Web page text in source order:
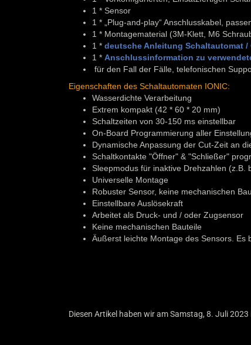
1 * Sensor
1 * „Plug-and-play“ Anschlusskabel,
1 * Montagematerial (3M-Klett, M6
1 * deutsche Anleitung Schaltautomat
1 * Anschlussinformation zu
für den Fall der Fälle, telefonischen
Eigenschaften des Schaltautomaten IONIC:
Wasserdichte Verarbeitung
Extrem kompakt (42 * 60 * 20 mm)
Schaltzeiten von 30-150 ms einstellbar
On-Board Programmierung aller
Dynamische Anpassung der Cut-Zeit an
Schaltkontakte "Öffner" & "Schließer"
Sleepmodus für inaktive Drehzahlen (z.B.
Universelle Montage
Robuster Sensor, keine mechanischen
Einstellbare Auslösekraft
Arbeitet als Druck- und / oder Zugsensor
Keine mechanischen Bauteile
Äußerst leichte Montage des Sensors. Es
Diesen Artikel haben wir am Samstag, 8. Juli